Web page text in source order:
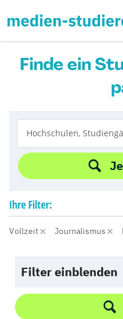
Finde ein
Ihre Filter:
Vollzeit Journalismus
Filter einblenden